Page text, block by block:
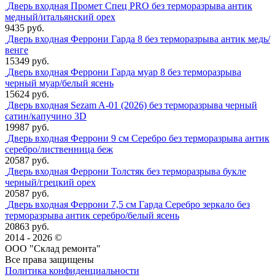
Дверь входная Промет Спец PRO без терморазрыва антик
медный/итальянский орех
9435 руб.
Дверь входная Феррони Гарда 8 без терморазрыва антик медь/
венге
15349 руб.
Дверь входная Феррони Гарда муар 8 без терморазрыва
черный муар/белый ясень
15624 руб.
Дверь входная Sezam A-01 (2026) без терморазрыва черный
сатин/капучино 3D
19987 руб.
Дверь входная Феррони 9 см Серебро без терморазрыва антик
серебро/лиственница беж
20587 руб.
Дверь входная Феррони Толстяк без терморазрыва букле
черный/грецкий орех
20587 руб.
Дверь входная Феррони 7,5 см Гарда Серебро зеркало без
терморазрыва антик серебро/белый ясень
20863 руб.
2014 - 2026 ©
ООО "Склад ремонта"
Все права защищены
Политика конфиденциальности